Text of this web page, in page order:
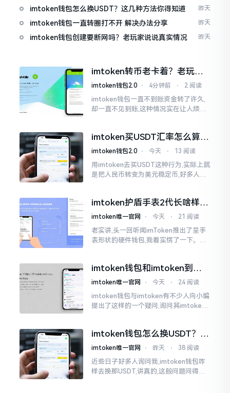
就懂了
imtoken钱包怎么换USDT？这几种方法你得知道 昨天
imtoken钱包一直转圈打不开 解决办法分享 昨天
imtoken钱包创建要断网吗？老玩家说说真实情况 昨天
imtoken转币老卡着？老玩家
教你几招搞定
imtoken钱包2.0 ⋅ 4分钟前 ⋅ 2 阅读
imtoken钱包一直不到账资金转了许久,
却一直不见到账,这种情况实在让人烦躁,
热锅上的蚂蚁,慌乱无措。
imtoken买USDT汇率怎么算？
几点买最划算
imtoken钱包2.0 ⋅ 今天 ⋅ 13 阅读
用imtoken去买USDT这种行为,实际上就
是把人民币转变为美元稳定币,好多人在
低的状况
imtoken护盾手表2代长啥样？
真实上手体验分享
imtoken唯一官网 ⋅ 今天 ⋅ 21 阅读
老实讲,头一回听闻imToken推出了呈手
表形状的硬件钱包,我着实愣了一下。在c
imtoken钱包和imtoken到底
是不是一回事？看完就懂了
imtoken唯一官网 ⋅ 今天 ⋅ 24 阅读
imtoken钱包与imtoken有不少人向小编
提出了这样的一个疑问,询问其imtoken
同一个物品
imtoken钱包怎么换USDT？这
几种方法你得知道
imtoken唯一官网 ⋅ 昨天 ⋅ 38 阅读
近些日子好多人询问我,imtoken钱包咋
样去换那USDT,讲真的,这般问题问得很